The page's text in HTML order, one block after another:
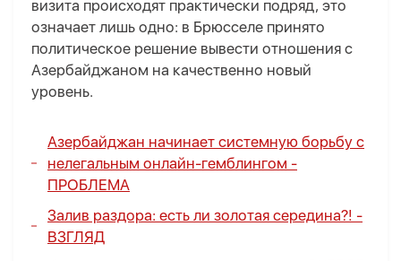
визита происходят практически подряд, это
означает лишь одно: в Брюсселе принято
политическое решение вывести отношения с
Азербайджаном на качественно новый
уровень.
Азербайджан начинает системную борьбу с
нелегальным онлайн-гемблингом -
ПРОБЛЕМА
Залив раздора: есть ли золотая середина?! -
ВЗГЛЯД